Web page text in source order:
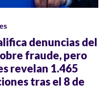
denuncias del
fraude, pero
revelan 1.465
tras el 8 de